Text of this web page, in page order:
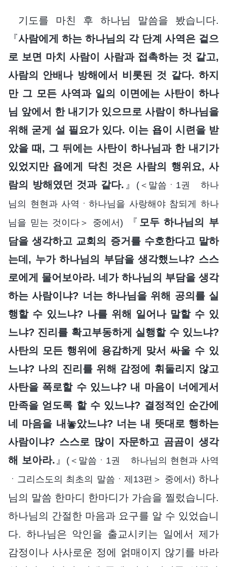
기도를 마친 후 하나님 말씀을 봤습니다.
『사람에게 하는 하나님의 각 단계 사역은 겉으
로 보면 마치 사람이 사람과 접촉하는 것 같고,
사람의 안배나 방해에서 비롯된 것 같다. 하지
만 그 모든 사역과 일의 이면에는 사탄이 하나
님 앞에서 한 내기가 있으므로 사람이 하나님을
위해 굳게 설 필요가 있다. 이는 욥이 시련을 받
았을 때, 그 뒤에는 사탄이 하나님과 한 내기가
있었지만 욥에게 닥친 것은 사람의 행위요, 사
람의 방해였던 것과 같다. 』
(＜말씀ㆍ1권 하나
님의 현현과 사역ㆍ하나님을 사랑해야 참되게 하나
님을 믿는 것이다＞ 중에서)
『 모두 하나님의 부
담을 생각하고 교회의 증거를 수호한다고 말하
는데, 누가 하나님의 부담을 생각했느냐? 스스
로에게 물어보아라. 네가 하나님의 부담을 생각
하는 사람이냐? 너는 하나님을 위해 공의를 실
행할 수 있느냐? 나를 위해 일어나 말할 수 있
느냐? 진리를 확고부동하게 실행할 수 있느냐?
사탄의 모든 행위에 용감하게 맞서 싸울 수 있
느냐? 나의 진리를 위해 감정에 휘둘리지 않고
사탄을 폭로할 수 있느냐? 내 마음이 너에게서
만족을 얻도록 할 수 있느냐? 결정적인 순간에
네 마음을 내놓았느냐? 너는 내 뜻대로 행하는
사람이냐? 스스로 많이 자문하고 곰곰이 생각
해 보아라. 』 (＜말씀ㆍ1권 하나님의 현현과 사역
ㆍ그리스도의 최초의 말씀ㆍ제13편＞ 중에서) 하나
님의 말씀 한마디 한마디가 가슴을 찔렀습니다.
하나님의 간절한 마음과 요구를 알 수 있었습니
다. 하나님은 악인을 출교시키는 일에서 제가
감정이나 사사로운 정에 얽매이지 않기를 바라